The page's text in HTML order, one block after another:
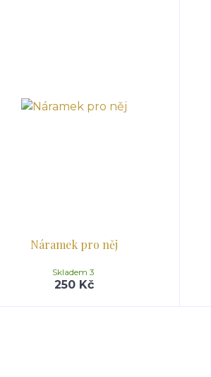
Náramek pro něj
250 Kč
Skladem 3